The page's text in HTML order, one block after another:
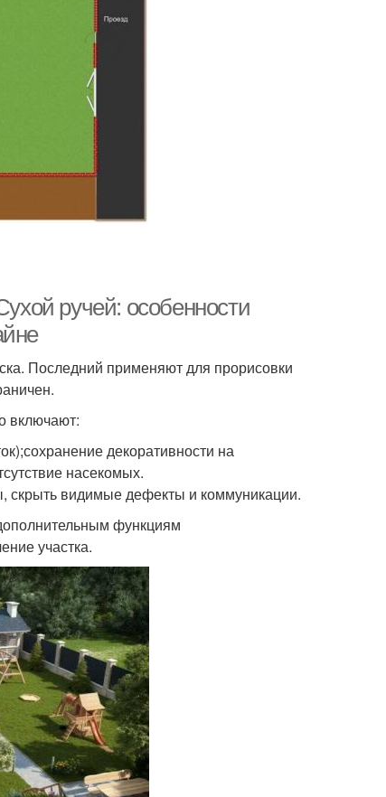
ручей: особенности
Последний применяют для прорисовки
включают:
декоративности на
насекомых.
скрыть видимые дефекты и коммуникации.
функциям
участка.